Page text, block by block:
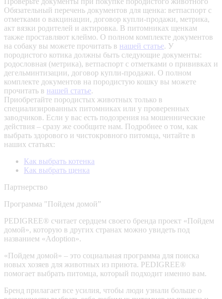
Обязательный перечень документов для щенка: ветпаспорт с
отметками о вакцинации, договор купли-продажи, метрика,
акт вязки родителей и актировка. В питомниках щенкам
также проставляют клеймо. О полном комплекте документов
на собаку вы можете прочитать в нашей статье. У
породистого котика должны быть следующие документы:
родословная (метрика), ветпаспорт с отметками о прививках и
дегельминтизации, договор купли-продажи. О полном
комплекте документов на породистую кошку вы можете
прочитать в нашей статье.
Приобретайте породистых животных только в
специализированных питомниках или у проверенных
заводчиков. Если у вас есть подозрения на мошеннические
действия – сразу же сообщите нам. Подробнее о том, как
выбрать здорового и чистокровного питомца, читайте в
наших статьях:
Как выбрать котенка
Как выбрать щенка
Партнерство
Программа "Пойдем домой”
PEDIGREE® считает сердцем своего бренда проект «Пойдем
домой», которую в других странах можно увидеть под
названием «Adoption».
«Пойдем домой» – это социальная программа для поиска
новых хозяев для животных из приюта. PEDIGREE®
помогает выбрать питомца, который подходит именно вам.
Бренд прилагает все усилия, чтобы люди узнали больше о